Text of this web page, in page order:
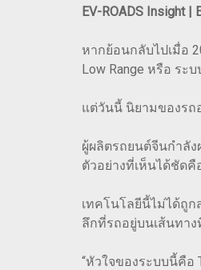
EV-ROADS Insight
หากย้อนกลับไปเมื่อ
Low Range หรือ ร
แต่วันนี้ นิยามของรถ
ผู้ผลิตรถยนต์จีนกำลั
ตัวอย่างที่เห็นได้ชัดคื
เทคโนโลยีนี้ไม่ได้ถู
ลึกที่รถอยู่บนเส้นทา
“หัวใจของระบบนี้คือ